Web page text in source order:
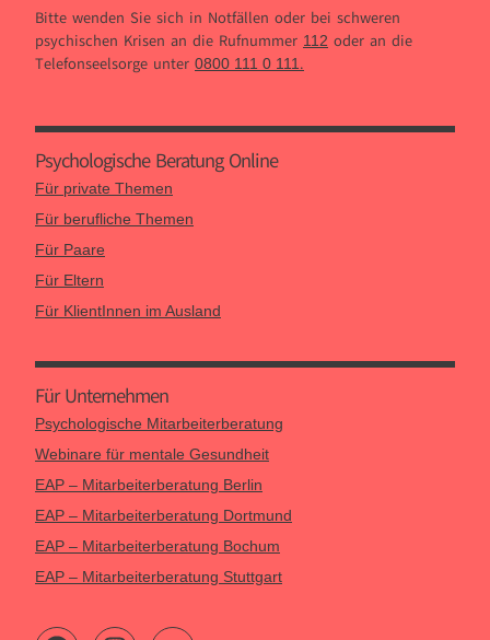
Bitte wenden Sie sich in Notfällen oder bei schweren
psychischen Krisen an die Rufnummer 112 oder an die
Telefonseelsorge unter 0800 111 0 111 .
Psychologische Beratung Online
Für private Themen
Für berufliche Themen
Für Paare
Für Eltern
Für KlientInnen im Ausland
Für Unternehmen
Psychologische Mitarbeiterberatung
Webinare für mentale Gesundheit
EAP – Mitarbeiterberatung Berlin
EAP – Mitarbeiterberatung Dortmund
EAP – Mitarbeiterberatung Bochum
EAP – Mitarbeiterberatung Stuttgart